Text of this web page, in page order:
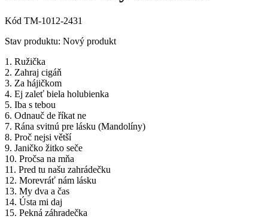
Kód TM-1012-2431
Stav produktu: Nový produkt
1. Ružička
2. Zahraj cigáň
3. Za hájičkom
4. Ej zaleť biela holubienka
5. Iba s tebou
6. Odnauč de říkat ne
7. Rána svitnú pre lásku (Mandolíny)
8. Proč nejsi větší
9. Janičko žitko seče
10. Pročsa na mňa
11. Pred tu našu zahrádečku
12. Morevráť nám lásku
13. My dva a čas
14. Ústa mi daj
15. Pekná záhradečka